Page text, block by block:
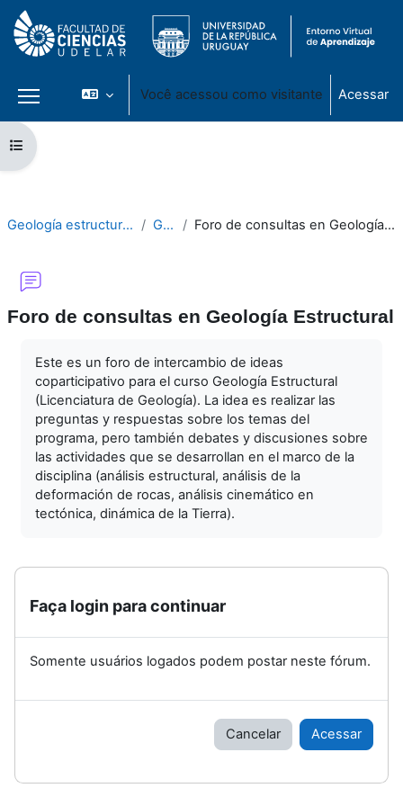
Ir para o conteúdo principal
Painel lateral
Você acessou como visitante Acessar
Abrir índice do curso
Geología estructural 2020 Geral Foro de consultas en Geología Estructural
Foro de consultas en Geología Estructural
Este es un foro de intercambio de ideas
coparticipativo para el curso Geología Estructural
(Licenciatura de Geología). La idea es realizar las
preguntas y respuestas sobre los temas del
programa, pero también debates y discusiones sobre
las actividades que se desarrollan en el marco de la
disciplina (análisis estructural, análisis de la
deformación de rocas, análisis cinemático en
tectónica, dinámica de la Tierra).
Faça login para continuar
Somente usuários logados podem postar neste fórum.
Cancelar Acessar